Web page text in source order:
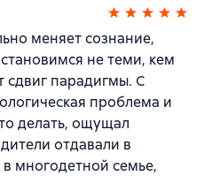
меняет сознание,
не теми, кем
парадигмы. С
проблема и
делать, ощущал
отдавали в
в многодетной семье,